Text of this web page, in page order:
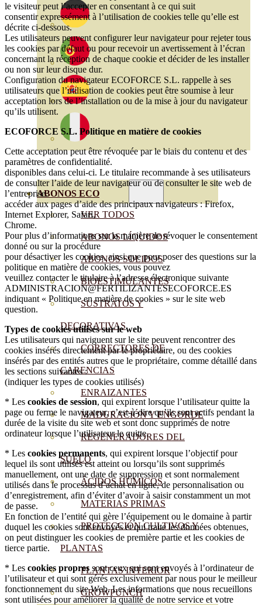
ABONOS ECO
VER TODOS
ABONOS LÍQUIDOS
ABONOS SOLIDOS
BIOESTIMULANTES
SUSTRATOS Y
DECORATIVAS
CORRECTORES DE
CARENCIAS
ENRAIZANTES
MADURACIÓN Y ENGORDE
REGENERADORES DEL
SUELO
ÁCIDOS HÚMICOS
MATERIAS PRIMAS
PROTECCIÓN CULTIVOS Y
PLANTAS
PLANTAS INTERIOR
GROWPUNCH
le visiteur peut l’accepter en consentant à ce qui suit
consentir expressément à l’utilisation de cookies telle qu’elle est
décrite ci-dessous.
Les utilisateurs peuvent configurer leur navigateur pour rejeter tous
les cookies par défaut ou pour recevoir un avertissement à l’écran
concernant la réception de chaque cookie et décider de les installer
ou non sur leur disque dur.
Configuration du navigateur ECOFORCE S.L. rappelle à ses
utilisateurs que l’utilisation de cookies peut être soumise à leur
acceptation lors de l’installation ou de la mise à jour du navigateur
qu’ils utilisent.
ECOFORCE S.L. Politique en matière de cookies
Cette acceptation peut être révoquée par le biais du contenu et des
paramètres de confidentialité.
disponibles dans celui-ci. Le titulaire recommande à ses utilisateurs
de consulter l’aide de leur navigateur ou de consulter le site web de
l’entreprise.
accéder aux pages d’aide des principaux navigateurs : Firefox,
Internet Explorer, Safari,
Chrome.
Pour plus d’informations sur la manière de révoquer le consentement
donné ou sur la procédure
pour désactiver les cookies, ainsi que pour poser des questions sur la
politique en matière de cookies, vous pouvez
veuillez contacter le titulaire à l’adresse électronique suivante
ADMINISTRACION@FERTILIZANTESECOFORCE.ES
indiquant « Politique en matière de cookies » sur le site web
question.
Types de cookies utilisés sur le web
Les utilisateurs qui naviguent sur le site peuvent rencontrer des
cookies insérés directement par le propriétaire, ou des cookies
insérés par des entités autres que le propriétaire, comme détaillé dans
les sections suivantes :
(indiquer les types de cookies utilisés)
* Les cookies de session, qui expirent lorsque l’utilisateur quitte la
page ou ferme le navigateur, c’est-à-dire qu’ils sont actifs pendant la
durée de la visite du site web et sont donc supprimés de notre
ordinateur lorsque l’utilisateur le quitte.
* Les cookies permanents, qui expirent lorsque l’objectif pour
lequel ils sont utilisés est atteint ou lorsqu’ils sont supprimés
manuellement, ont une date de suppression et sont normalement
utilisés dans le processus d’achat en ligne, de personnalisation ou
d’enregistrement, afin d’éviter d’avoir à saisir constamment un mot
de passe.
En fonction de l’entité qui gère l’équipement ou le domaine à partir
duquel les cookies sont envoyés et qui traite les données obtenues,
on peut distinguer les cookies de première partie et les cookies de
tierce partie.
* Les cookies propres sont ceux qui sont envoyés à l’ordinateur de
l’utilisateur et qui sont gérés exclusivement par nous pour le meilleur
fonctionnement du site Web. Les informations que nous recueillons
sont utilisées pour améliorer la qualité de notre service et votre